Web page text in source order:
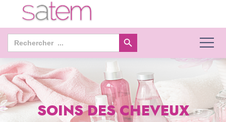
Search
for:
Search Button
SOINS DES CHEVEUX